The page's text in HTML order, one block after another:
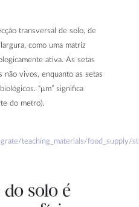
transversal de solo, de
como uma matriz
ativa. As setas
não vivos, enquanto as setas
“μm” significa
do metro).
teaching_materials/food_supply/
solo é